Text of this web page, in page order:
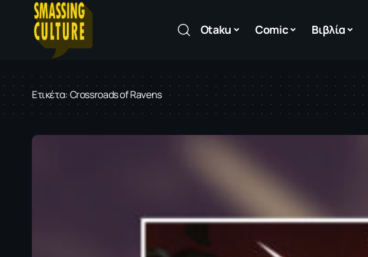
Otaku Comic Βιβλία
Ετικέτα:Crossroads of Ravens